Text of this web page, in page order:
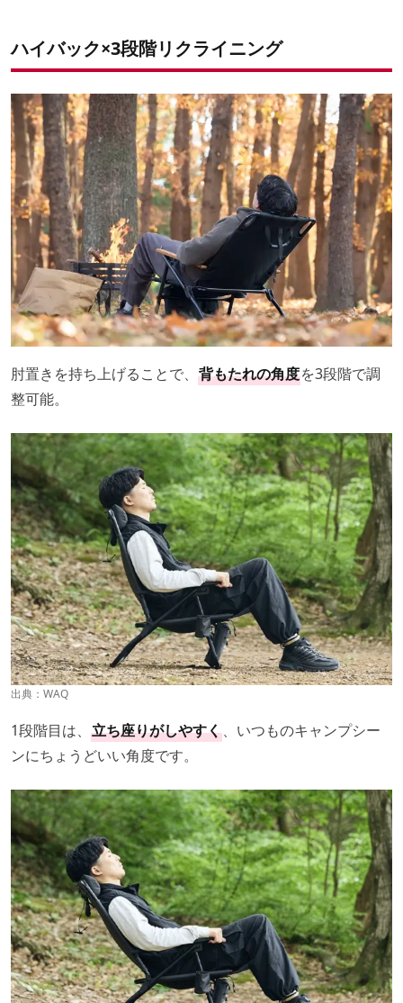
ハイバック×3段階リクライニング
肘置きを持ち上げることで、 背もたれの角度を3段階で調
整可能。
出典： WAQ
1段階目は、 立ち座りがしやすく、いつものキャンプシー
ンにちょうどいい角度です。